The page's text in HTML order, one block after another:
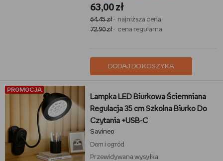
63,00 zł
64,45 zł- najniższa cena
72,90 zł- cena regularna
DODAJ DO KOSZYKA
PROMOCJA
Lampka LED Biurkowa Ściemniana
Regulacja 35 cm Szkolna Biurko Do
Czytania +USB-C
Savineo
Dom i ogród
Przewidywana wysyłka: